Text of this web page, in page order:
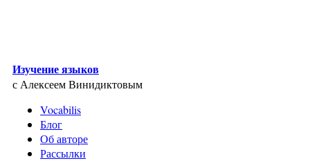
Изучение языков
с Алексеем Винидиктовым
Vocabilis
Блог
Об авторе
Рассылки